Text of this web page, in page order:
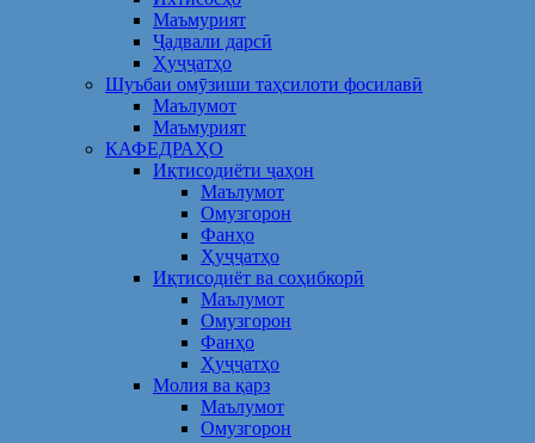
Маъмурият
Ҷадвали дарсӣ
Ҳуҷҷатҳо
Шуъбаи омӯзиши таҳсилоти фосилавӣ
Маълумот
Маъмурият
КАФЕДРАҲО
Иқтисодиёти ҷаҳон
Маълумот
Омузгорон
Фанҳо
Ҳуҷҷатҳо
Иқтисодиёт ва соҳибкорӣ
Маълумот
Омузгорон
Фанҳо
Ҳуҷҷатҳо
Молия ва қарз
Маълумот
Омузгорон